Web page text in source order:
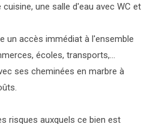
une salle d'eau avec WC et
un accès immédiat à l'ensemble
écoles, transports,...
ses cheminées en marbre à
risques auxquels ce bien est